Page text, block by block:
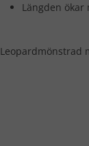
Längden ökar
Leopardmönstrad